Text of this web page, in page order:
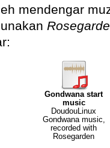
mendengar
Gondwana start
music
DoudouLinux
Gondwana music,
recorded with
Rosegarden